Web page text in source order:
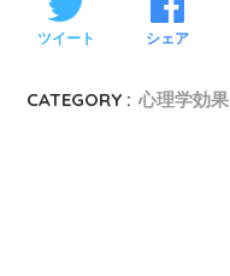
ツイート シェア
CATEGORY : 心理学効果